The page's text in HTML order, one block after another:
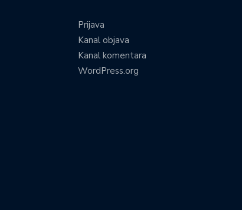
Prijava
Kanal objava
Kanal komentara
WordPress.org